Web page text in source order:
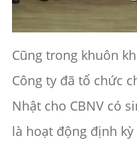
Cũng trong khuôn
Công ty đã tổ chức
Nhật cho CBNV có
là hoạt động định kỳ